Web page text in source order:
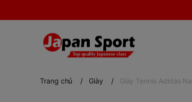
Trang chủ / Giày / Giày Tennis Adidas